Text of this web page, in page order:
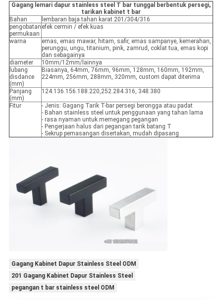
Gagang lemari dapur stainless steel T bar tunggal berbentuk persegi,
tarikan kabinet t bar
Bahan
lembaran baja tahan karat 201/304/316
pengobatan
permukaan
efek cermin / efek kuas
warna
emas, emas mawar, hitam, safir, emas sampanye, kemerahan,
perunggu, ungu, titanium, pink, zamrud, coklat tua, emas kopi
dan sebagainya
diameter
10mm/12mm/lainnya
lubang
disdance
(mm)
Biasanya, 64mm, 76mm, 96mm, 128mm, 160mm, 192mm,
224mm, 256mm, 288mm, 320mm, custom dapat diterima
Panjang
(mm)
124.136.156.188.220,252.284.316, 348.380
Fitur
- Jenis: Gagang Tarik T-bar persegi berongga atau padat
- Bahan stainless steel untuk penggunaan yang tahan lama
- rasa nyaman untuk memegang pegangan
- Pengerjaan halus dari pegangan tarik batang T
- Sekrup pemasangan disertakan, mudah dipasang
Gagang Kabinet Dapur Stainless Steel ODM
201 Gagang Kabinet Dapur Stainless Steel
pegangan t bar stainless steel ODM